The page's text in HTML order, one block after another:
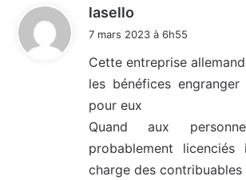
lasello
:
7 mars 2023 à 6h55
Cette entreprise
les bénéfices
pour eux
Quand aux
probablement
charge des contribuables